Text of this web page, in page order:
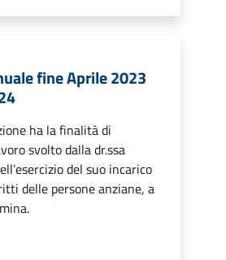
fine Aprile 2023
ha la finalità di
svolto dalla dr.ssa
del suo incarico
delle persone anziane, a